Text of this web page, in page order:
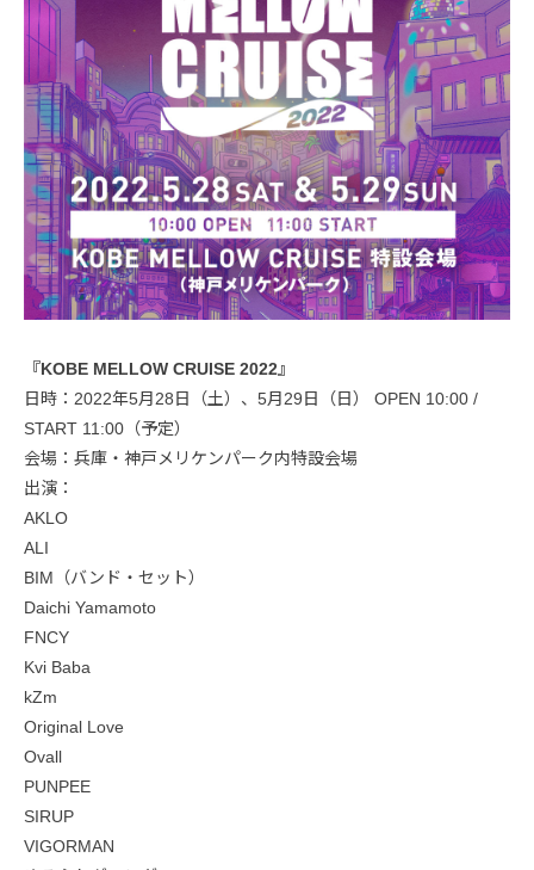
『KOBE MELLOW CRUISE 2022』
日時：2022年5月28日（土）、5月29日（日） OPEN 10:00 /
START 11:00（予定）
会場：兵庫・神戸メリケンパーク内特設会場
出演：
AKLO
ALI
BIM（バンド・セット）
Daichi Yamamoto
FNCY
Kvi Baba
kZm
Original Love
Ovall
PUNPEE
SIRUP
VIGORMAN